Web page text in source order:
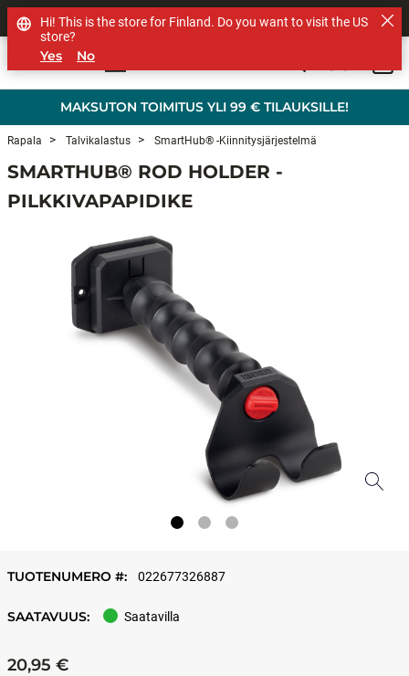
MAKSUTON TOIMITUS YLI 99 € TILAUKSILLE!
MUUT TUOTEMERKIT
Rapala Talvikalastus SmartHub® -kiinnitysjärjestelmä
SMARTHUB® ROD HOLDER -
PILKKIVAPAPIDIKE
TUOTENUMERO #: 022677326887
SAATAVUUS: Saatavilla
20,95 €
Hi! This is the store for Finland. Do you want to visit the US
store?
Yes No